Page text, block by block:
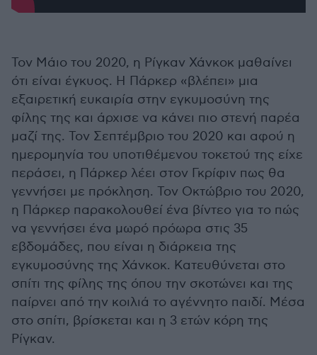
Τον Μάιο του 2020, η Ρίγκαν Χάνκοκ μαθαίνει
ότι είναι έγκυος. Η Πάρκερ «βλέπει» μια
εξαιρετική ευκαιρία στην εγκυμοσύνη της
φίλης της και άρχισε να κάνει πιο στενή παρέα
μαζί της. Τον Σεπτέμβριο του 2020 και αφού η
ημερομηνία του υποτιθέμενου τοκετού της είχε
περάσει, η Πάρκερ λέει στον Γκρίφιν πως θα
γεννήσει με πρόκληση. Τον Οκτώβριο του 2020,
η Πάρκερ παρακολουθεί ένα βίντεο για το πώς
να γεννήσει ένα μωρό πρόωρα στις 35
εβδομάδες, που είναι η διάρκεια της
εγκυμοσύνης της Χάνκοκ. Κατευθύνεται στο
σπίτι της φίλης της όπου την σκοτώνει και της
παίρνει από την κοιλιά το αγέννητο παιδί. Μέσα
στο σπίτι, βρίσκεται και η 3 ετών κόρη της
Ρίγκαν.